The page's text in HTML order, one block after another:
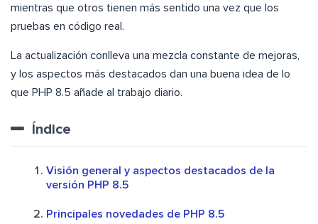
mientras que otros tienen más sentido una vez que los
pruebas en código real.
La actualización conlleva una mezcla constante de mejoras,
y los aspectos más destacados dan una buena idea de lo
que PHP 8.5 añade al trabajo diario.
Índice
Visión general y aspectos destacados de la
versión PHP 8.5
Principales novedades de PHP 8.5